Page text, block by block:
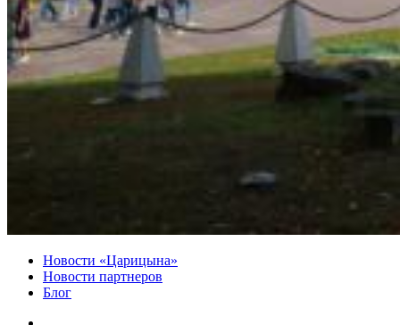
Новости «Царицына»
Новости партнеров
Блог